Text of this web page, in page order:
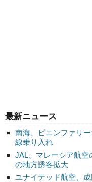
最新ニュース
南海、ピニンファリ
線乗り入れ
JAL、マレーシア航
の地方誘客拡大
ユナイテッド航空、